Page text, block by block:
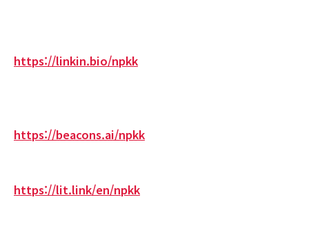
https://linkin.bio/npkk
https://beacons.ai/npkk
https://lit.link/en/npkk